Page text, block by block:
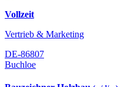
Vollzeit
Vertrieb & Marketing
DE-86807
Buchloe